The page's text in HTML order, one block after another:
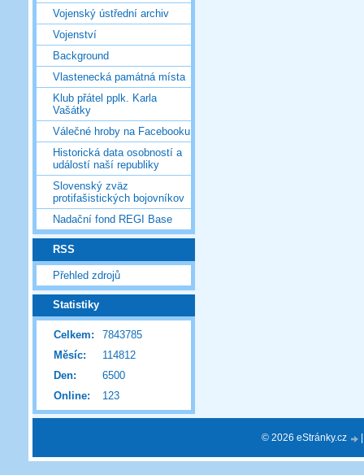
Vojenský ústřední archiv
Vojenství
Background
Vlastenecká památná místa
Klub přátel pplk. Karla
Vašátky
Válečné hroby na Facebooku
Historická data osobností a
událostí naší republiky
Slovenský zväz
protifašistických bojovníkov
Nadační fond REGI Base
RSS
Přehled zdrojů
Statistiky
Online: 123
Celkem:
7843785
Měsíc:
114812
Den:
6500
© 2026 eStránky.cz